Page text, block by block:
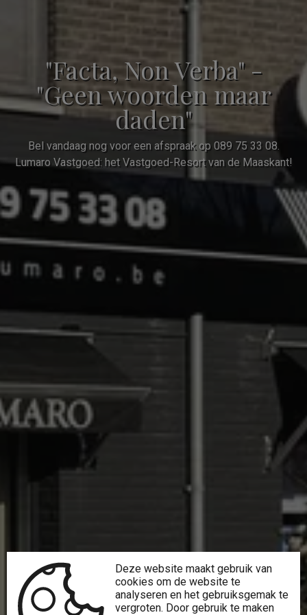
"Facta, Non Verba" -
"Geen woorden maar
daden"
Bel vandaag nog voor een afspraak op 089 75 33 08.
Lumaro Vastgoed: het Vastgoed-Resort van de Maaskant!
Deze website maakt gebruik van
cookies om de website te
analyseren en het gebruiksgemak te
vergroten. Door gebruik te maken